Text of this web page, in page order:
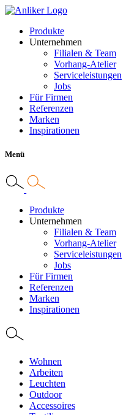
Produkte
Unternehmen
Filialen & Team
Vorhang-Atelier
Serviceleistungen
Jobs
Für Firmen
Referenzen
Marken
Inspirationen
Menü
Produkte
Unternehmen
Filialen & Team
Vorhang-Atelier
Serviceleistungen
Jobs
Für Firmen
Referenzen
Marken
Inspirationen
Wohnen
Arbeiten
Leuchten
Outdoor
Accessoires